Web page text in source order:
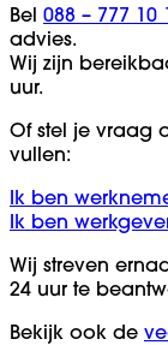
Bel 088 – 777 10
advies.
Wij zijn
uur.
Of stel je vraag
vullen:
Ik ben
Ik ben
Wij streven
24 uur te
Bekijk ook de